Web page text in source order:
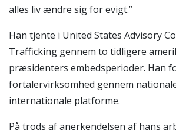
alles liv ændre sig for evigt.”
Han tjente i United States Advisory
Trafficking gennem to tidligere
præsidenters embedsperioder. Han
fortalervirksomhed gennem
internationale platforme.
På trods af anerkendelsen af hans